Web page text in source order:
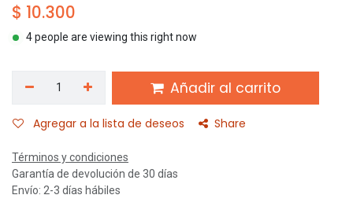
$ 10.300
4 people are viewing this right now
Añadir al carrito
Agregar a la lista de deseos Share
Términos y condiciones
Garantía de devolución de 30 días
Envío: 2-3 días hábiles